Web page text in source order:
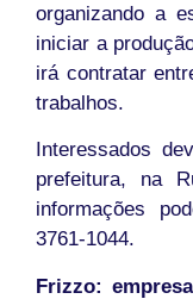
organizando a
iniciar a
irá contratar
trabalhos.
Interessados
prefeitura, na
informações
3761-1044.
Frizzo: